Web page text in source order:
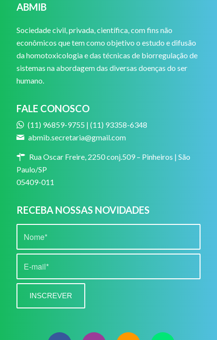
ABMIB
Sociedade civil, privada, científica, com fins não
econômicos que tem como objetivo o estudo e difusão
da homotoxicologia e das técnicas de biorregulação de
sistemas na abordagem das diversas doenças do ser
humano.
FALE CONOSCO
(11) 96859-9755 | (11) 93358-6348
abmib.secretaria@gmail.com
Rua Oscar Freire, 2250 conj.509 – Pinheiros | São
Paulo/SP
05409-011
RECEBA NOSSAS NOVIDADES